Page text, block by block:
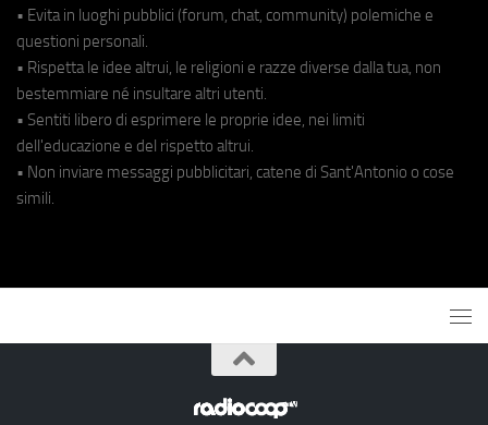
• Evita in luoghi pubblici (forum, chat, community) polemiche e
questioni personali.
• Rispetta le idee altrui, le religioni e razze diverse dalla tua, non
bestemmiare né insultare altri utenti.
• Sentiti libero di esprimere le proprie idee, nei limiti
dell'educazione e del rispetto altrui.
• Non inviare messaggi pubblicitari, catene di Sant'Antonio o cose
simili.